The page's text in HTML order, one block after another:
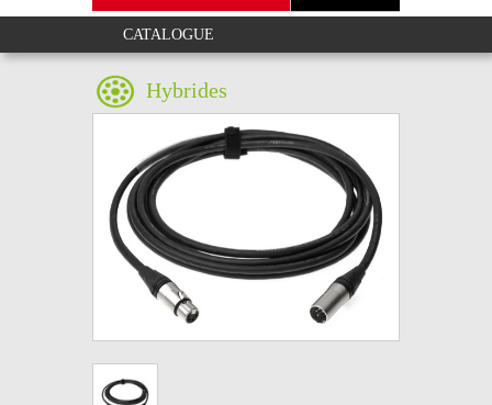
CATALOGUE
Hybrides